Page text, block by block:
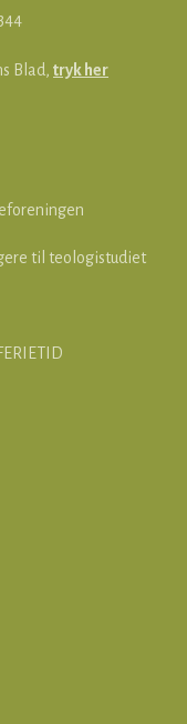
Blad, tryk her
til teologistudiet